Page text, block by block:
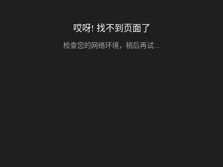
哎呀! 找不到页面了
检查您的网络环境，稍后再试...